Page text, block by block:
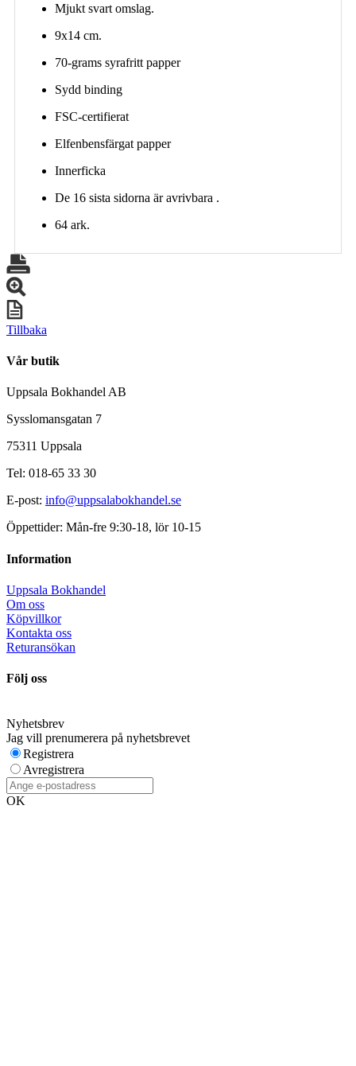
Mjukt svart omslag.
9x14 cm.
70-grams syrafritt papper
Sydd binding
FSC-certifierat
Elfenbensfärgat papper
Innerficka
De 16 sista sidorna är avrivbara .
64 ark.
Tillbaka
Vår butik
Uppsala Bokhandel AB
Sysslomansgatan 7
75311 Uppsala
Tel: 018-65 33 30
E-post: info@uppsalabokhandel.se
Öppettider: Mån-fre 9:30-18, lör 10-15
Information
Uppsala Bokhandel
Om oss
Köpvillkor
Kontakta oss
Returansökan
Följ oss
Nyhetsbrev
Jag vill prenumerera på nyhetsbrevet
Registrera
Avregistrera
OK